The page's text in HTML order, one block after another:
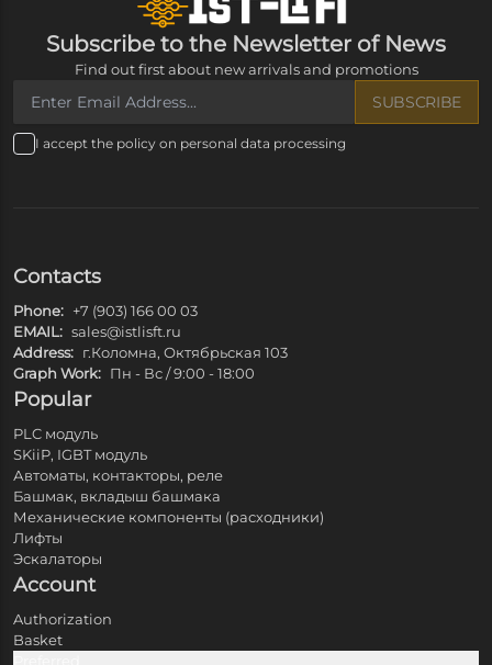
Subscribe to the Newsletter of News
Find out first about new arrivals and promotions
SUBSCRIBE
I accept the policy on personal data processing
Contacts
Phone: +7 (903) 166 00 03
EMAIL: sales@istlisft.ru
Address: г.Коломна, Октябрьская 103
Graph Work: Пн - Вс / 9:00 - 18:00
Popular
PLC модуль
SKiiP, IGBT модуль
Автоматы, контакторы, реле
Башмак, вкладыш башмака
Механические компоненты (расходники)
Лифты
Эскалаторы
Account
Authorization
Basket